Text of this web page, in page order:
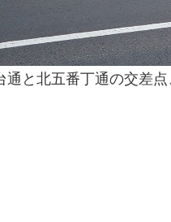
通と北五番丁通の交差